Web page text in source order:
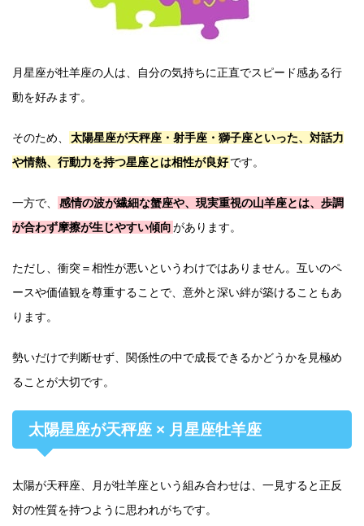
月星座が牡羊座の人は、自分の気持ちに正直でスピード感ある行
動を好みます。
そのため、
太陽星座が天秤座・射手座・獅子座といった、対話力
や情熱、行動力を持つ星座とは相性が良好です。
一方で、
感情の波が繊細な蟹座や、現実重視の山羊座とは、歩調
が合わず摩擦が生じやすい傾向があります。
ただし、衝突＝相性が悪いというわけではありません。互いのペ
ースや価値観を尊重することで、意外と深い絆が築けることもあ
ります。
勢いだけで判断せず、関係性の中で成長できるかどうかを見極め
ることが大切です。
太陽星座が天秤座 × 月星座牡羊座
太陽が天秤座、月が牡羊座という組み合わせは、一見すると正反
対の性質を持つように思われがちです。